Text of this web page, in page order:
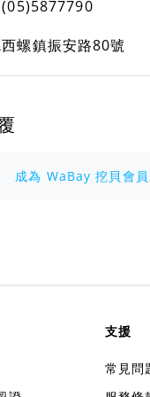
(05)5877790
螺鎮振安路80號
成為 WaBay 挖貝會員
支援
常見問